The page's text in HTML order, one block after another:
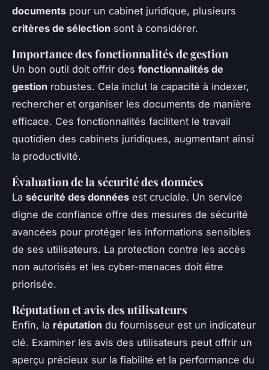
documents pour un cabinet juridique, plusieurs
critères de sélection sont à considérer.
Importance des fonctionnalités de gestion
Un bon outil doit offrir des fonctionnalités de
gestion robustes. Cela inclut la capacité à indexer,
rechercher et organiser les documents de manière
efficace. Ces fonctionnalités facilitent le travail
quotidien des cabinets juridiques, augmentant ainsi
la productivité.
Évaluation de la sécurité des données
La sécurité des données est cruciale. Un service
digne de confiance offre des mesures de sécurité
avancées pour protéger les informations sensibles
de ses utilisateurs. La protection contre les accès
non autorisés et les cyber-menaces doit être
priorisée.
Réputation et avis des utilisateurs
Enfin, la réputation du fournisseur est un indicateur
clé. Examiner les avis des utilisateurs peut offrir un
aperçu précieux sur la fiabilité et la performance du